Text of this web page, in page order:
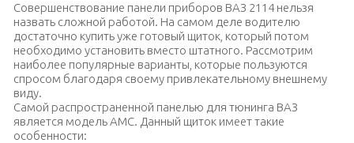
Совершенствование панели приборов ВАЗ 2114 нельзя
назвать сложной работой. На самом деле водителю
достаточно купить уже готовый щиток, который потом
необходимо установить вместо штатного. Рассмотрим
наиболее популярные варианты, которые пользуются
спросом благодаря своему привлекательному внешнему
виду.
Самой распространенной панелью для тюнинга ВАЗ
является модельАМС. Данный щиток имеет такие
особенности: